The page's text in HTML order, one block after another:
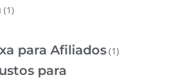
(1)
para Afiliados(1)
para